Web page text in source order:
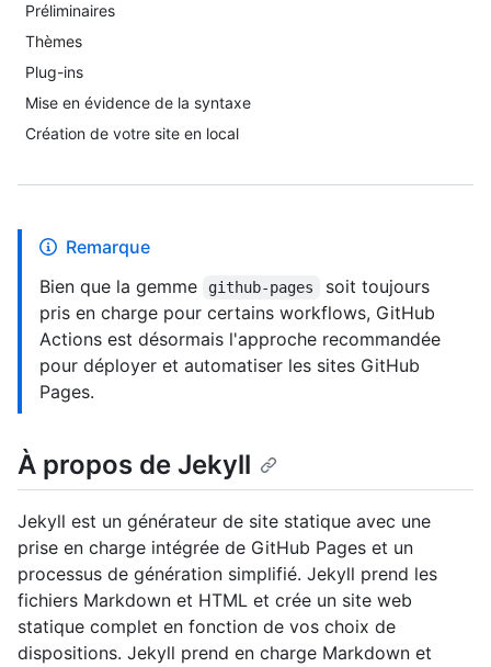
Préliminaires
Thèmes
Plug-ins
Mise en évidence de la syntaxe
Création de votre site en local
Remarque
Bien que la gemme
github-pages
soit toujours
pris en charge pour certains workflows, GitHub
Actions est désormais l'approche recommandée
pour déployer et automatiser les sites GitHub
Pages.
À propos de Jekyll
Jekyll est un générateur de site statique avec une
prise en charge intégrée de GitHub Pages et un
processus de génération simplifié. Jekyll prend les
fichiers Markdown et HTML et crée un site web
statique complet en fonction de vos choix de
dispositions. Jekyll prend en charge Markdown et